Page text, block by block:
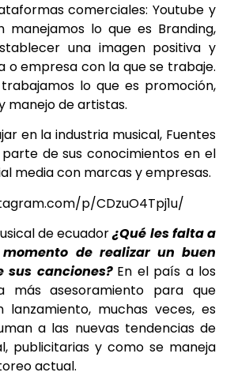
comerciales: Youtube y
manejamos lo que es Branding,
una imagen positiva y
o empresa con la que se trabaje.
lo que es promoción,
manejo de artistas.
en la industria musical, Fuentes
de sus conocimientos en el
media con marcas y empresas.
p/CDzuO4Tpj1u/
de ecuador¿Qué les falta a
de realizar un buen
sus canciones? En el país a los
más asesoramiento para que
lanzamiento, muchas veces, es
a las nuevas tendencias de
publicitarias y como se maneja
actual.